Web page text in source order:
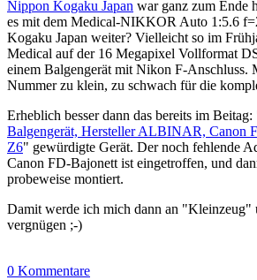
Nippon Kogaku Japan war ganz zum Ende
es mit dem Medical-NIKKOR Auto 1:5.6
Kogaku Japan weiter? Vielleicht so im
Medical auf der 16 Megapixel Vollformat
einem Balgengerät mit Nikon F-Anschluss.
Nummer zu klein, zu schwach für die
Erheblich besser dann das bereits im Beitag:
Balgengerät, Hersteller ALBINAR, Canon
Z6" gewürdigte Gerät. Der noch fehlende
Canon FD-Bajonett ist eingetroffen, und
probeweise montiert.
Damit werde ich mich dann an
vergnügen ;-)
0 Kommentare